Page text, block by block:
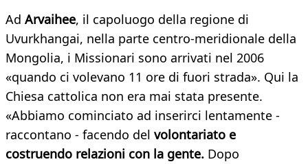
Ad Arvaihee, il capoluogo della regione di
Uvurkhangai, nella parte centro-meridionale della
Mongolia, i Missionari sono arrivati nel 2006
«quando ci volevano 11 ore di fuori strada». Qui la
Chiesa cattolica non era mai stata presente.
«Abbiamo cominciato ad inserirci lentamente -
raccontano - facendo del volontariato e
costruendo relazioni con la gente. Dopo